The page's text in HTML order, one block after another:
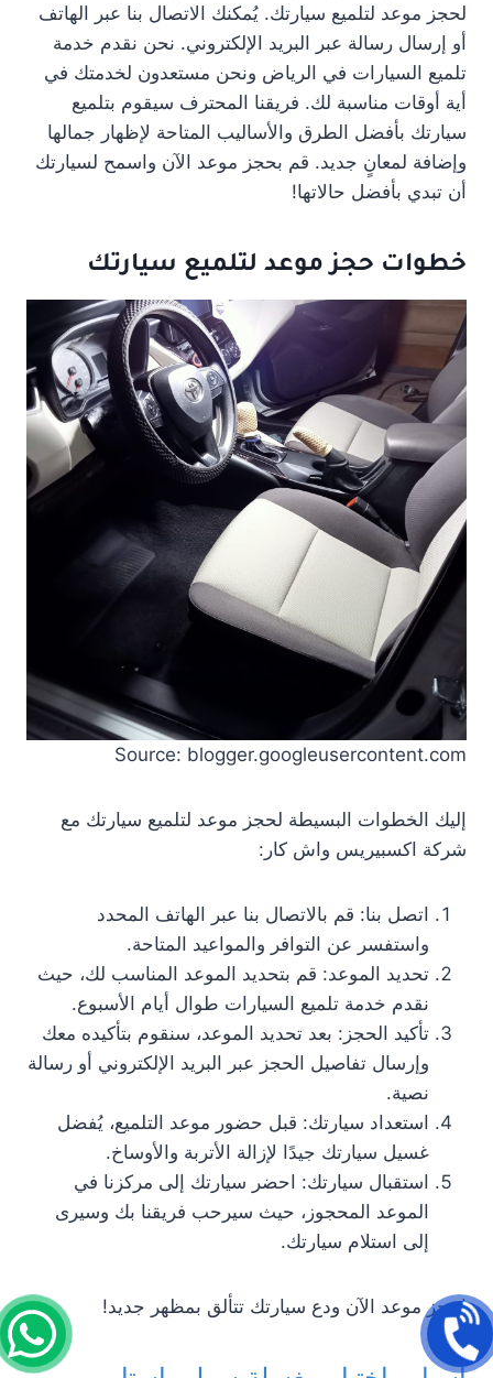
لحجز موعد لتلميع سيارتك. يُمكنك الاتصال بنا عبر الهاتف
أو إرسال رسالة عبر البريد الإلكتروني. نحن نقدم خدمة
تلميع السيارات في الرياض ونحن مستعدون لخدمتك في
أية أوقات مناسبة لك. فريقنا المحترف سيقوم بتلميع
سيارتك بأفضل الطرق والأساليب المتاحة لإظهار جمالها
وإضافة لمعانٍ جديد. قم بحجز موعد الآن واسمح لسيارتك
أن تبدي بأفضل حالاتها!
خطوات حجز موعد لتلميع سيارتك
Source: blogger.googleusercontent.com
إليك الخطوات البسيطة لحجز موعد لتلميع سيارتك مع
شركة اكسبيريس واش كار:
اتصل بنا: قم بالاتصال بنا عبر الهاتف المحدد
واستفسر عن التوافر والمواعيد المتاحة.
تحديد الموعد: قم بتحديد الموعد المناسب لك، حيث
نقدم خدمة تلميع السيارات طوال أيام الأسبوع.
تأكيد الحجز: بعد تحديد الموعد، سنقوم بتأكيده معك
وإرسال تفاصيل الحجز عبر البريد الإلكتروني أو رسالة
نصية.
استعداد سيارتك: قبل حضور موعد التلميع، يُفضل
غسيل سيارتك جيدًا لإزالة الأتربة والأوساخ.
استقبال سيارتك: احضر سيارتك إلى مركزنا في
الموعد المحجوز، حيث سيرحب فريقنا بك وسيرى
إلى استلام سيارتك.
احجز موعد الآن ودع سيارتك تتألق بمظهر جديد!